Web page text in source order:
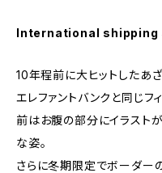
International shipping
10年程前に大ヒットしたあ
エレファントバンクと同じフ
前はお腹の部分にイラスト
な姿。
さらに冬期限定でボーダー